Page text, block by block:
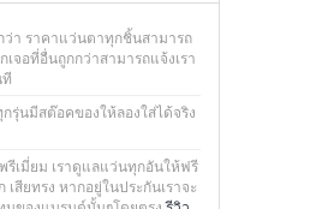
ว่า ราคาแว่นตาทุกชิ้นสามารถ
เจอที่อื่นถูกกว่าสามารถแจ้งเรา
รุ่นมีสต๊อคของให้ลองใส่ได้จริง
รีเมี่ยม เราดูแลแว่นทุกอันให้ฟรี
สียทรง หากอยู่ในประกันเราจะ